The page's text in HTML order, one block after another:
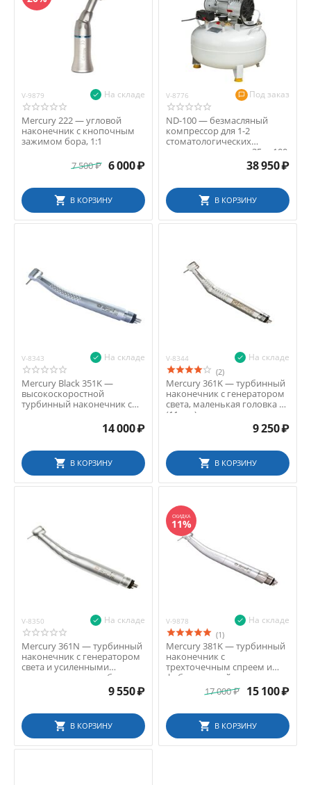
V-9879 На складе
Mercury 222 — угловой
наконечник с кнопочным
зажимом бора, 1:1
7 500₽ 6 000₽
В КОРЗИНУ
V-8776 Под заказ
ND-100 — безмасляный
компрессор для 1-2
стоматологических
установок, ресивер 35 л, 100
38 950₽
В КОРЗИНУ
V-8343 На складе
Mercury Black 351K —
высокоскоростной
турбинный наконечник с
14 000₽
В КОРЗИНУ
V-8344 На складе
(2)
Mercury 361K — турбинный
наконечник с генератором
света, маленькая головка S
(11 мм)
9 250₽
В КОРЗИНУ
V-8350 На складе
Mercury 361N — турбинный
наконечник с генератором
света и усиленными
подшипниками, в об...
9 550₽
В КОРЗИНУ
СКИДКА
11%
V-9878 На складе
(1)
Mercury 381K — турбинный
наконечник с
трехточечным спреем и
фиброоптикой,
быстросъемный...
17 000₽ 15 100₽
В КОРЗИНУ